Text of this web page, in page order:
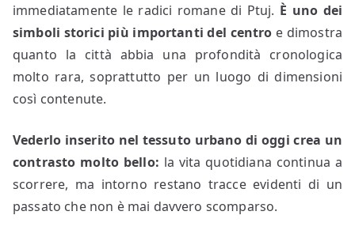
immediatamente le radici romane di Ptuj. È uno dei
simboli storici più importanti del centro e dimostra
quanto la città abbia una profondità cronologica
molto rara, soprattutto per un luogo di dimensioni
così contenute.
Vederlo inserito nel tessuto urbano di oggi crea un
contrasto molto bello: la vita quotidiana continua a
scorrere, ma intorno restano tracce evidenti di un
passato che non è mai davvero scomparso.